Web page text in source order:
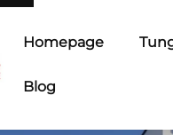
Homepage
Blog